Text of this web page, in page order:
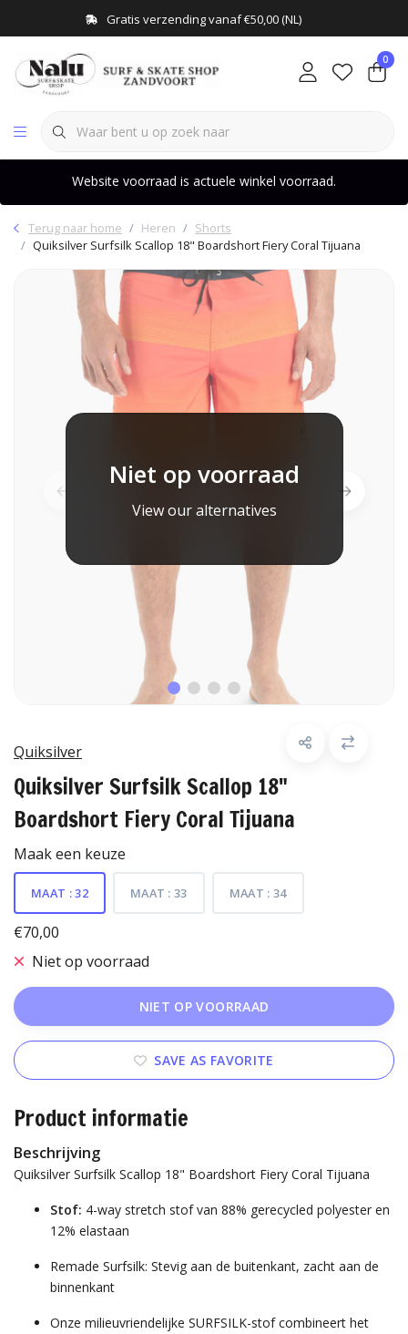
Gratis verzending vanaf €50,00 (NL)
0
Website voorraad is actuele winkel voorraad.
Terug naar home Heren
Shorts
Quiksilver Surfsilk Scallop 18" Boardshort Fiery Coral Tijuana
Niet op voorraad
View our alternatives
Quiksilver
Quiksilver Surfsilk Scallop 18"
Boardshort Fiery Coral Tijuana
Maak een keuze
MAAT : 32 MAAT : 33 MAAT : 34
€70,00
Niet op voorraad
NIET OP VOORRAAD
SAVE AS FAVORITE
Product informatie
Beschrijving
Quiksilver Surfsilk Scallop 18" Boardshort Fiery Coral Tijuana
Stof: 4-way stretch stof van 88% gerecycled polyester en
12% elastaan
Remade Surfsilk: Stevig aan de buitenkant, zacht aan de
binnenkant
Onze milieuvriendelijke SURFSILK-stof combineert het